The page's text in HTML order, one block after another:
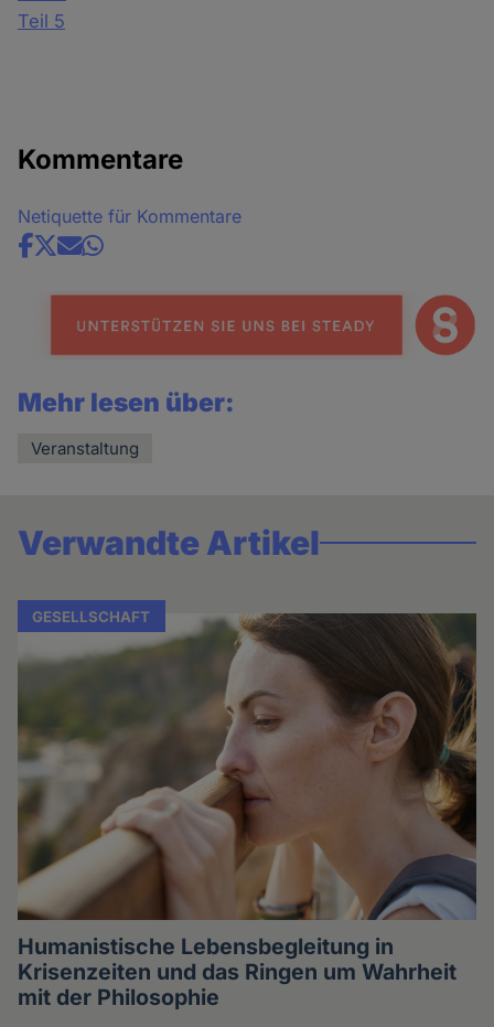
Teil 5
Kommentare
Netiquette für Kommentare
Share
news
Mehr lesen über:
Veranstaltung
Verwandte Artikel
GESELLSCHAFT
Humanistische Lebensbegleitung in
Krisenzeiten und das Ringen um Wahrheit
mit der Philosophie